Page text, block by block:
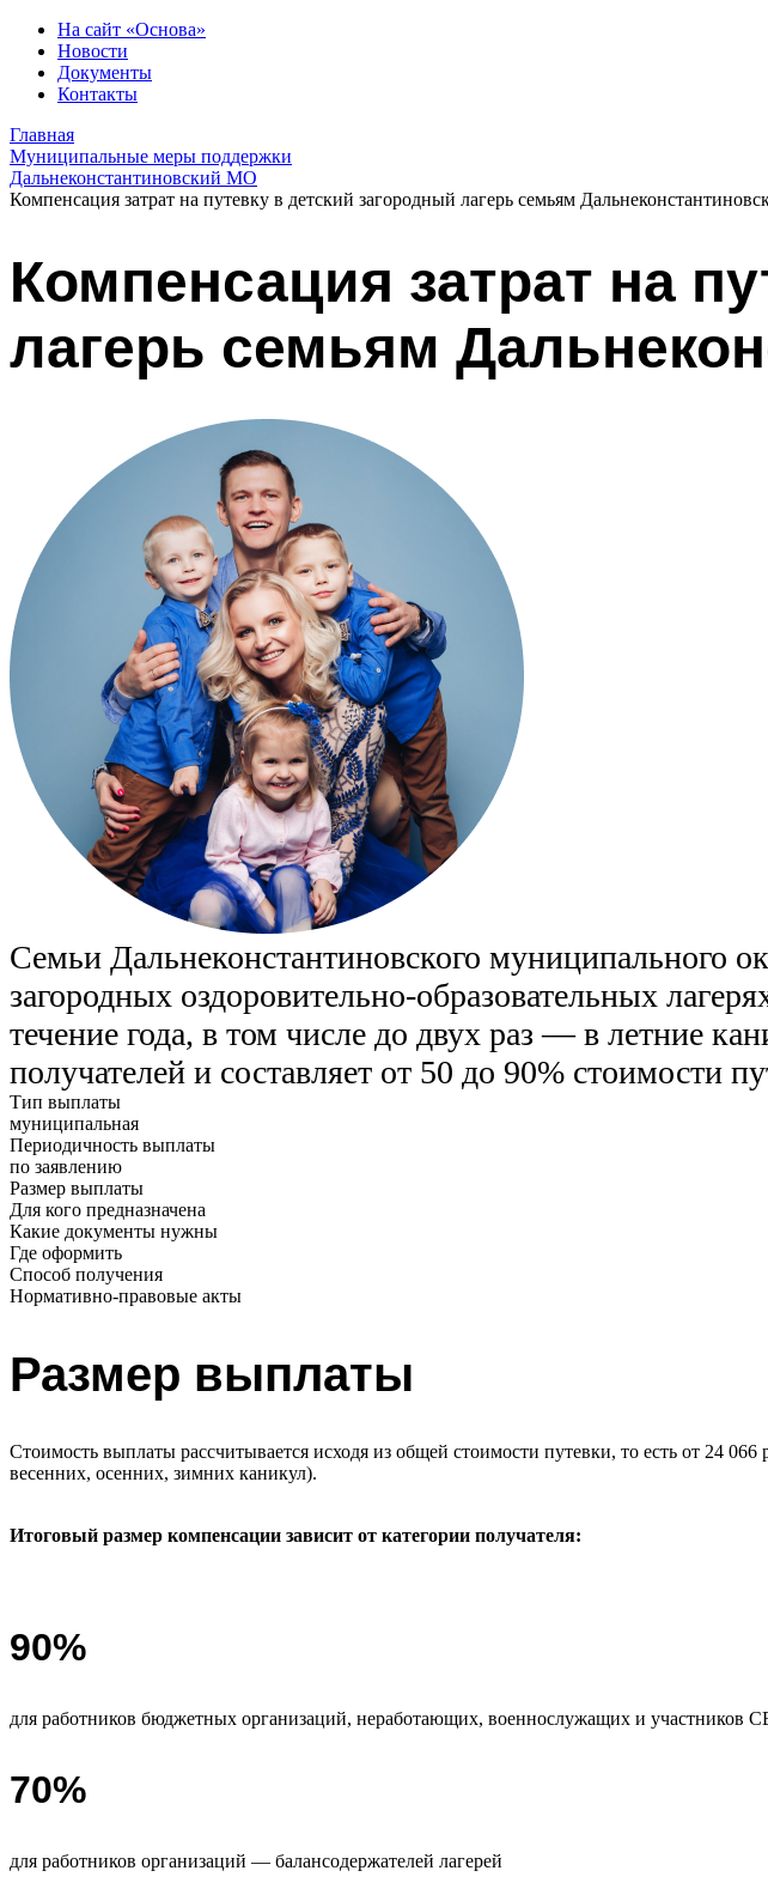
На сайт «Основа»
Новости
Документы
Контакты
Главная
Муниципальные меры поддержки
Дальнеконстантиновский МО
Компенсация затрат на путевку в детский загородный лагерь семьям
Компенсация затрат на
лагерь семьям
Семьи Дальнеконстантиновского муниципального
загородных оздоровительно-образовательных
течение года, в том числе до двух раз — в летние
получателей и составляет от 50 до 90% стоимости
Тип выплаты
муниципальная
Периодичность выплаты
по заявлению
Размер выплаты
Для кого предназначена
Какие документы нужны
Где оформить
Способ получения
Нормативно-правовые акты
Размер выплаты
Стоимость выплаты рассчитывается исходя из общей стоимости путевки, то есть от 24
весенних, осенних, зимних каникул).
Итоговый размер компенсации зависит от категории получателя:
90%
для работников бюджетных организаций, неработающих, военнослужащих и участников
70%
для работников организаций — балансодержателей лагерей